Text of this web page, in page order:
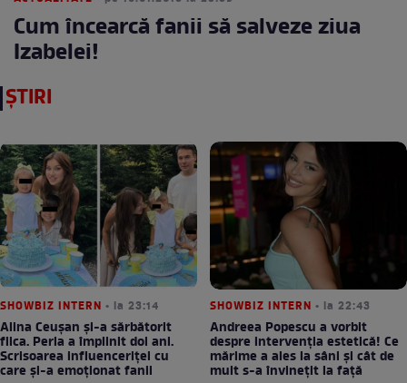
Cum încearcă fanii să salveze ziua
Izabelei!
ȘTIRI
SHOWBIZ INTERN • la 23:14
Alina Ceușan și-a sărbătorit
fiica. Perla a împlinit doi ani.
Scrisoarea influenceriței cu
care și-a emoționat fanii
SHOWBIZ INTERN • la 22:43
Andreea Popescu a vorbit
despre intervenția estetică! Ce
mărime a ales la sâni și cât de
mult s-a învinețit la față